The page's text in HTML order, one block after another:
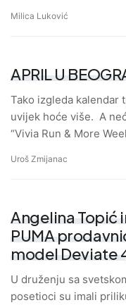
Milica Luković
APRIL U
Tako izgleda kalendar
uvijek hoće više. A
“Vivia Run & More
Uroš Zmijanac
Angelina Topić
PUMA
model Deviate
U druženju sa
posetioci su imali